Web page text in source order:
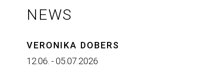
NEWS
VERONIKA DOBERS
12.06. - 05.07.2026